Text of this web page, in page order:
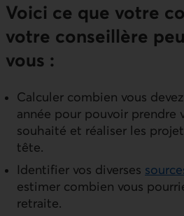
Voici ce que votre
votre conseillère
vous :
Calculer combien vous
année pour pouvoir prendre
souhaité et réaliser les
tête.
Identifier vos diverses
estimer combien vous
retraite.